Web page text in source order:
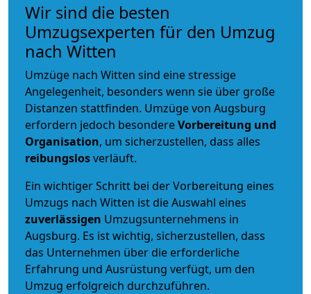
Wir sind die besten
Umzugsexperten für den Umzug
nach Witten
Umzüge nach Witten sind eine stressige
Angelegenheit, besonders wenn sie über große
Distanzen stattfinden. Umzüge von Augsburg
erfordern jedoch besondereVorbereitung und
Organisation, um sicherzustellen, dass alles
reibungslosverläuft.
Ein wichtiger Schritt bei der Vorbereitung eines
Umzugs nach Witten ist die Auswahl eines
zuverlässigen Umzugsunternehmens in
Augsburg. Es ist wichtig, sicherzustellen, dass
das Unternehmen über die erforderliche
Erfahrung und Ausrüstung verfügt, um den
Umzug erfolgreich durchzuführen.